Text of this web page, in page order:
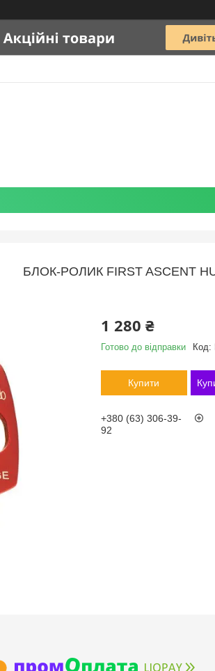
БЛОК-РОЛИК FIRST ASCENT
1 280 ₴
Готово до відправки Код:
Купити
+380 (63) 306-39-
92